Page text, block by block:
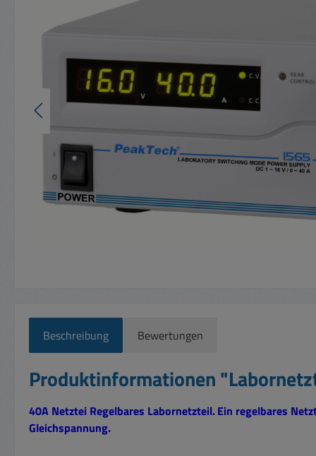
Beschreibung Bewertungen
Produktinformationen
40A Netztei Regelbares Labornetzteil.Ein regelbares
Gleichspannung.